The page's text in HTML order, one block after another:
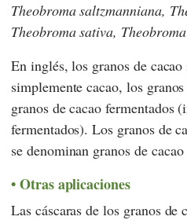
Theobroma saltzmanniana,
Theobroma sativa,
En inglés, los granos de
simplemente cacao, los
granos de cacao fermentados
fermentados). Los granos de
se denominan granos de
Otras aplicaciones
Las cáscaras de los granos de